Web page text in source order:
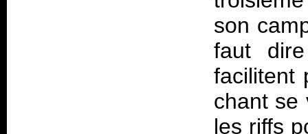
son
faut
facilitent
chant se
les riffs